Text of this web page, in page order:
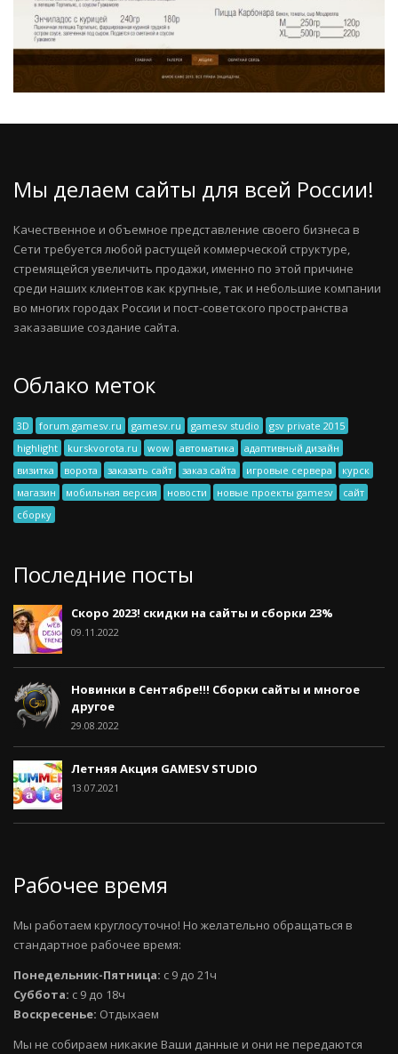
Мы делаем сайты для всей России!
Качественное и объемное представление своего бизнеса в
Сети требуется любой растущей коммерческой структуре,
стремящейся увеличить продажи, именно по этой причине
среди наших клиентов как крупные, так и небольшие компании
во многих городах России и пост-советского пространства
заказавшие создание сайта.
Облако меток
3D forum.gamesv.ru gamesv.ru gamesv studio
gsv private 2015
highlight
kurskvorota.ru wow автоматика
адаптивный дизайн
визитка
ворота заказать сайт заказ сайта игровые сервера
курск
магазин
мобильная версия новости новые проекты gamesv
сайт
сборку
Последние посты
Скоро 2023! скидки на сайты и сборки 23%
09.11.2022
Новинки в Сентябре!!! Сборки сайты и многое
другое
29.08.2022
Летняя Акция GAMESV STUDIO
13.07.2021
Рабочее время
Мы работаем круглосуточно! Но желательно обращаться в
стандартное рабочее время:
Понедельник-Пятница: с 9 до 21ч
Суббота: с 9 до 18ч
Воскресенье: Отдыхаем
Мы не собираем никакие Ваши данные и они не передаются